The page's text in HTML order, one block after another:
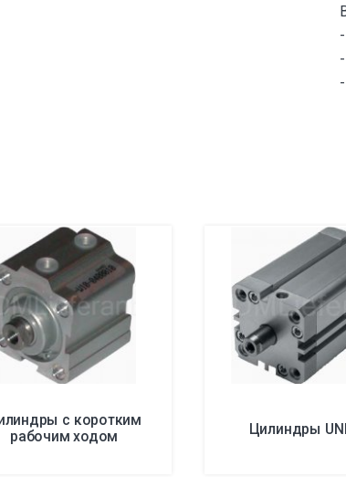
с коротким
рабочим ходом Цилиндры